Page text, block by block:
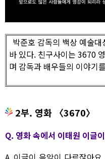
박준호 감독의 백상 예술
바 있다. 친구사이는 3670
며 감독과 배우들의 이야기
2부. 영화 〈3670〉
Q. 영화 속에서 이태원 이글